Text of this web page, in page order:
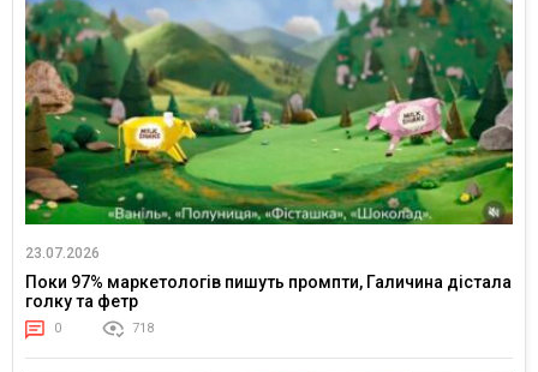
23.07.2026
Поки 97% маркетологів пишуть промпти, Галичина дістала
голку та фетр
0 718